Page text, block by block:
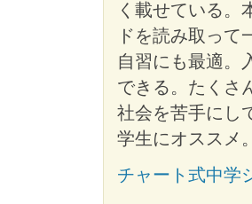
く載せている。
ドを読み取っ
自習にも最適。
できる。たくさ
社会を苦手にし
学生にオススメ
チャート式中学